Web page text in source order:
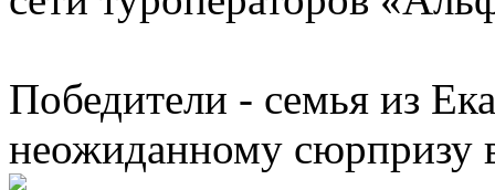
Победители - семья из
неожиданному сюрпризу